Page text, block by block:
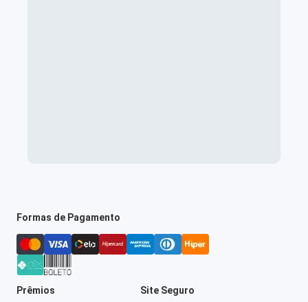
Formas de Pagamento
Prêmios Site Seguro